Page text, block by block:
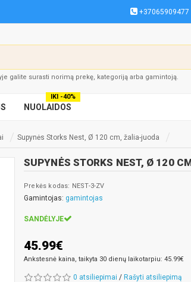
+37065909477
galite surasti norimą prekę, kategoriją arba gamintoją.
NUOLAIDOS
IKI -40%
Supynės Storks Nest, Ø 120 cm, žalia-juoda
SUPYNĖS STORKS NEST, Ø 120
Prekės kodas: NEST-3-ZV
Gamintojas: gamintojas
SANDĖLYJE
45.99€
Ankstesnė kaina, taikyta 30 dienų laikotarpiu: 45.99€
0 atsiliepimai / Rašyti atsiliepimą